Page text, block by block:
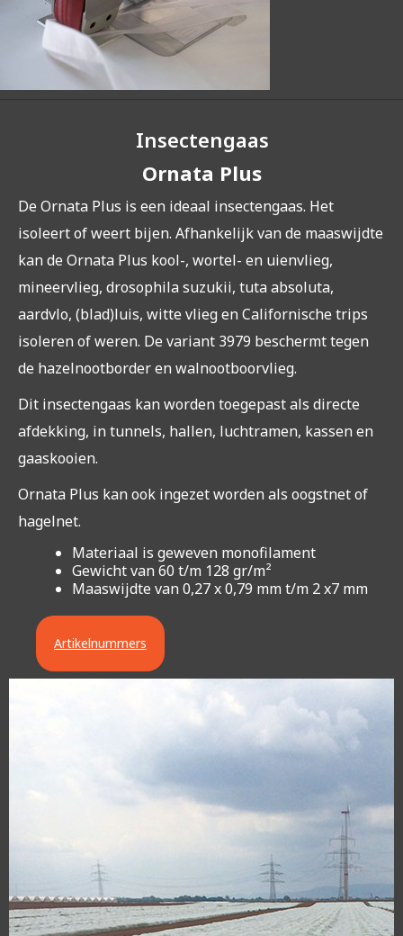
Insectengaas
Ornata Plus
De Ornata Plus is een ideaal insectengaas. Het
isoleert of weert bijen. Afhankelijk van de maaswijdte
kan de Ornata Plus kool-, wortel- en uienvlieg,
mineervlieg, drosophila suzukii, tuta absoluta,
aardvlo, (blad)luis, witte vlieg en Californische trips
isoleren of weren. De variant 3979 beschermt tegen
de hazelnootborder en walnootboorvlieg.
Dit insectengaas kan worden toegepast als directe
afdekking, in tunnels, hallen, luchtramen, kassen en
gaaskooien.
Ornata Plus kan ook ingezet worden als oogstnet of
hagelnet.
Materiaal is geweven monofilament
Gewicht van 60 t/m 128 gr/m²
Maaswijdte van 0,27 x 0,79 mm t/m 2 x7 mm
Artikelnummers